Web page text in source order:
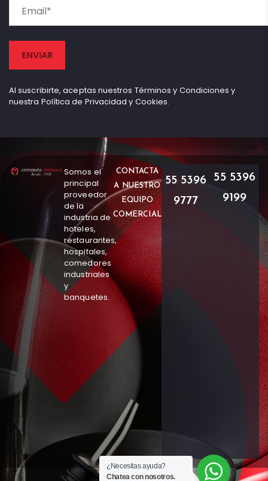
Al suscribirte, aceptas nuestros Términos y Condiciones y
nuestra Política de Privacidad y Cookies.
Somos el
principal
proveedor
de la
industria de
hoteles,
restaurantes,
hospitales,
comedores
industriales
y
banquetes.
CONTACTA
A NUESTRO
EQUIPO
COMERCIAL
55 5396
9777
55 5396
9199
¿Necesitas ayuda?
Chatea con nosotros.